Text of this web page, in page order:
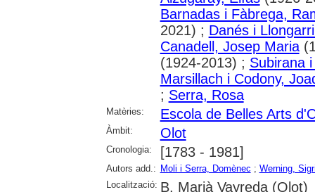
Barnadas i Fàbrega,
2021) ; Danés i
Canadell, Josep Maria
(1924-2013) ; Subirana
Marsillach i Codony,
; Serra, Rosa
Matèries: Escola de Belles Arts
Àmbit: Olot
Cronologia: [1783 - 1981]
Autors add.: Moli i Serra, Domènec ; Werning,
Localització: B. Marià Vayreda (Olot)